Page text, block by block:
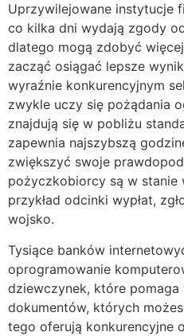
Uprzywilejowane instytucje
co kilka dni wydają zgody
dlatego mogą zdobyć
zacząć osiągać lepsze
wyraźnie konkurencyjnym
zwykle uczy się pożądania
znajdują się w pobliżu
zapewnia najszybszą
zwiększyć swoje
pożyczkobiorcy są w stanie
przykład odcinki wypłat,
wojsko.
Tysiące banków
oprogramowanie
dziewczynek, które
dokumentów, których
tego oferują konkurencyjne